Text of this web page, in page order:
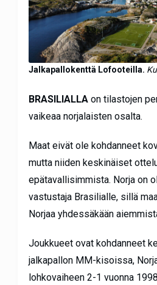
Jalkapallokenttä Lofooteilla.
BRASILIALLA on tilastojen
vaikeaa norjalaisten osalta.
Maat eivät ole kohdanneet
mutta niiden keskinäiset
epätavallisimmista. Norja on
vastustaja Brasilialle, sillä
Norjaa yhdessäkään
Joukkueet ovat kohdanneet
jalkapallon MM-kisoissa,
lohkovaiheen 2-1 vuonna